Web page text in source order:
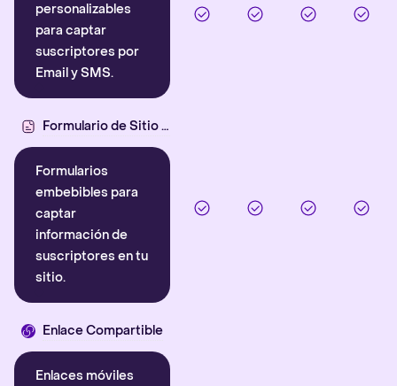
personalizables
para captar
suscriptores por
Email y SMS.
Formulario de Sitio Web
Formularios
embebibles para
captar
información de
suscriptores en tu
sitio.
Enlace Compartible
Enlaces móviles